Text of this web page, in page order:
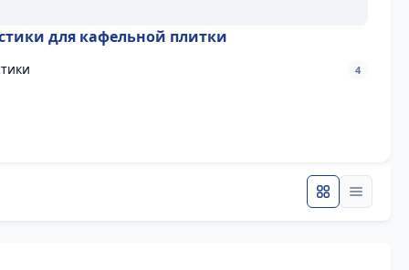
для кафельной плитки
4